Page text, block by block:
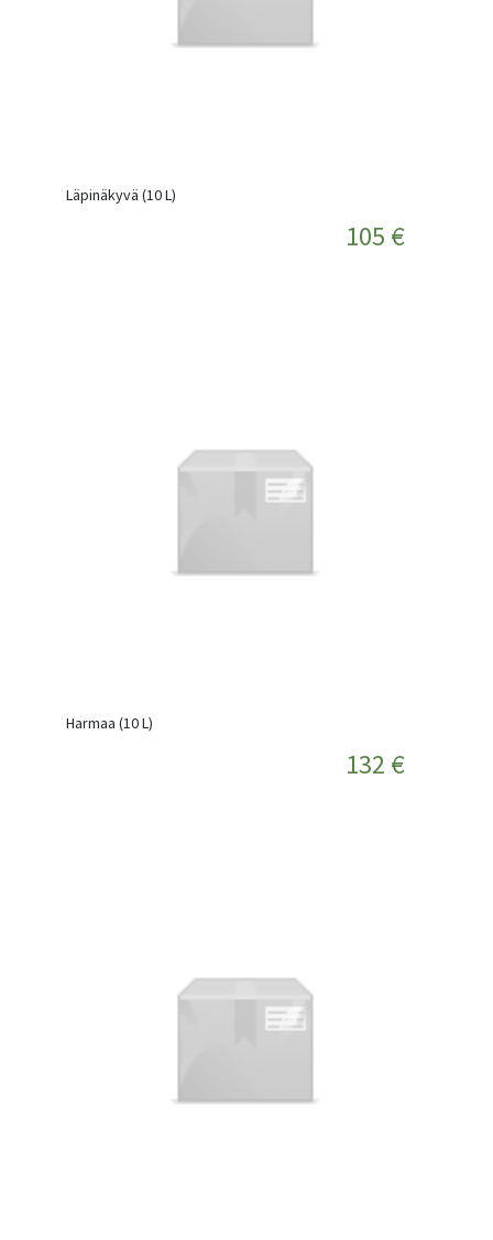
Läpinäkyvä (10 L)
105 €
Harmaa (10 L)
132 €